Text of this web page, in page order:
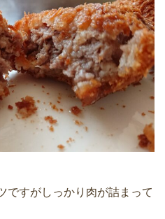
ですがしっかり肉が詰まって